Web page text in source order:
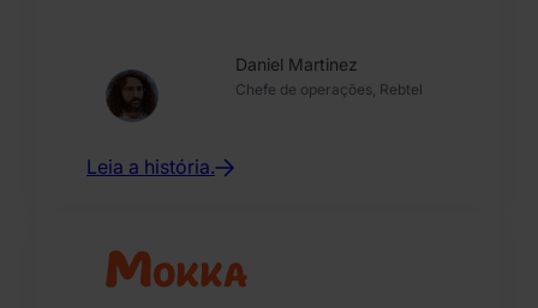
Daniel Martinez
Chefe de operações, Rebtel
Leia a história.